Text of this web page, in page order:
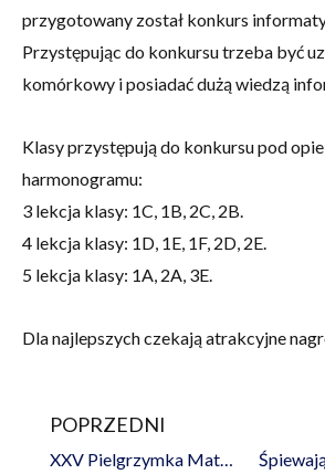
przygotowany został konkurs
Przystępując do konkursu trzeba być
komórkowy i posiadać dużą wiedzą
Klasy przystępują do konkursu pod
harmonogramu:
3 lekcja klasy: 1C, 1B, 2C, 2B.
4 lekcja klasy: 1D, 1E, 1F, 2D, 2E.
5 lekcja klasy: 1A, 2A, 3E.
Dla najlepszych czekają atrakcyjne
Prev
POPRZEDNI
XXV Pielgrzymka Maturzystów na Jasną Górę